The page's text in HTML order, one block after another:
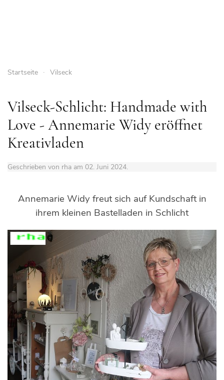
Startseite Vilseck
Vilseck-Schlicht: Handmade with
Love - Annemarie Widy eröffnet
Kreativladen
Geschrieben von rha am 02. Juni 2024.
Annemarie Widy freut sich auf Kundschaft in
ihrem kleinen Bastelladen in Schlicht